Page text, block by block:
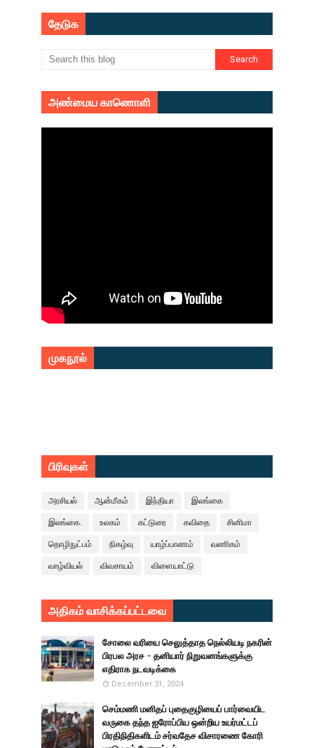
தேடுக
அண்மைய காணொளி
முகநூல்
பிரிவுகள்
அரசியல் ஆன்மீகம் இந்தியா இலங்கை
இலங்கை. உலகம் கட்டுரை கவிதை சினிமா
தொழிநுட்பம் நிகழ்வு யாழ்ப்பாணம் வணிகம்
வாழ்வியல் விவசாயம் விளையாட்டு
அதிகம் வாசிக்கப்பட்டவை
சோலை வரியை செலுத்தாத நெல்லியடி நகரின்
பிரபல அரச - தனியார் நிறுவனங்களுக்கு
எதிராக நடவடிக்கை
December 31, 2024
செம்மணி மனிதப் புதைகுழியைப் பார்வையிட
வருகை தந்த ஐரோப்பிய ஒன்றிய உயர்மட்டப்
பிரதிநிதிகளிடம் சர்வதேச விசாரணை கோரி